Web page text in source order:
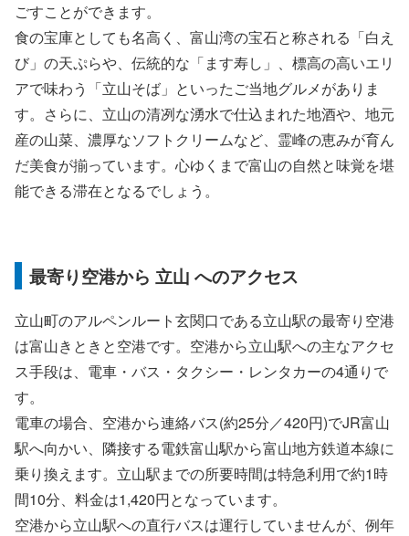
ごすことができます。
食の宝庫としても名高く、富山湾の宝石と称される「白え
び」の天ぷらや、伝統的な「ます寿し」、標高の高いエリ
アで味わう「立山そば」といったご当地グルメがありま
す。さらに、立山の清冽な湧水で仕込まれた地酒や、地元
産の山菜、濃厚なソフトクリームなど、霊峰の恵みが育ん
だ美食が揃っています。心ゆくまで富山の自然と味覚を堪
能できる滞在となるでしょう。
最寄り空港から 立山 へのアクセス
立山町のアルペンルート玄関口である立山駅の最寄り空港
は富山きときと空港です。空港から立山駅への主なアクセ
ス手段は、電車・バス・タクシー・レンタカーの4通りで
す。
電車の場合、空港から連絡バス(約25分／420円)でJR富山
駅へ向かい、隣接する電鉄富山駅から富山地方鉄道本線に
乗り換えます。立山駅までの所要時間は特急利用で約1時
間10分、料金は1,420円となっています。
空港から立山駅への直行バスは運行していませんが、例年